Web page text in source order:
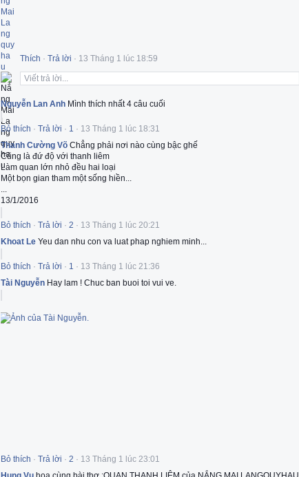
Thích · Trả lời · 13 Tháng 1 lúc 18:59
Viết trả lời...
Nguyễn Lan Anh Mình thích nhất 4 câu cuối
Bỏ thích · Trả lời · 1 · 13 Tháng 1 lúc 18:31
Thanh Cường Võ Chẳng phải nơi nào cùng bậc ghế
Cũng là đứ độ với thanh liêm
Làm quan lớn nhỏ đều hai loại
Một bọn gian tham một sống hiền...
...
13/1/2016
Bỏ thích · Trả lời · 2 · 13 Tháng 1 lúc 20:21
Khoat Le Yeu dan nhu con va luat phap nghiem minh...
Bỏ thích · Trả lời · 1 · 13 Tháng 1 lúc 21:36
Tài Nguyễn Hay lam ! Chuc ban buoi toi vui ve.
Bỏ thích · Trả lời · 2 · 13 Tháng 1 lúc 23:01